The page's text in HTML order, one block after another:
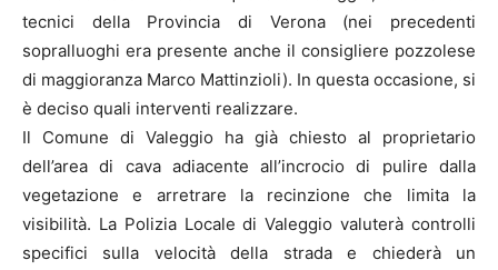
tecnici della Provincia di Verona (nei precedenti
sopralluoghi era presente anche il consigliere pozzolese
di maggioranza Marco Mattinzioli). In questa occasione, si
è deciso quali interventi realizzare.
Il Comune di Valeggio ha già chiesto al proprietario
dell’area di cava adiacente all’incrocio di pulire dalla
vegetazione e arretrare la recinzione che limita la
visibilità. La Polizia Locale di Valeggio valuterà controlli
specifici sulla velocità della strada e chiederà un